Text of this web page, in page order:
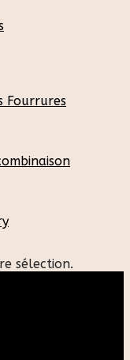
Fourrures
sélection.